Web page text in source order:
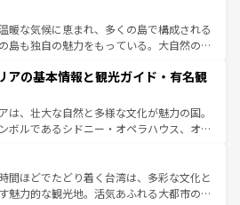
は市は、観光、ショッピング、エンターテイ
った刺激的なスポットだ。一方、アメリカ
が広がり、グランドキャニオンやイエロー
リンズでは、音楽と美食が融合した独特の
行者はアメリカの各地域で異なる魅力を楽
の多様性と豊かな歴史を感じることができ
のロードトリップや列車の旅も、アメリカ
暖な気候に恵まれ、多くの島で構成される
島も独自の魅力をもっている。大自然の神
ない。また、定番の観光地といえばオアフ
自然を求めるならマウイ島やカウアイ島が
ラルドグリーンに輝く海をはじめ、豊かな
づいている。「アロハスピリット」と呼ば
ローカルフードやハワイアンミュージッ
ラダンスなど、すべてがハワイの魅力を彩
るたびに新しい発見と感動が待っているハ
アの基本情報と観光ガイド・有名観
は、壮大な自然と多様な文化が魅力の国。
ボルであるシドニー・オペラハウス、オー
陸中央部にそびえるウルル（エアーズロッ
アの美しい原生林やケアンズの熱帯雨林な
たくさん。また、カフェやワイン、オージ
間ほどでたどり着く台湾は、多彩な文化と
魅力的な観光地。活気あふれる大都市の台